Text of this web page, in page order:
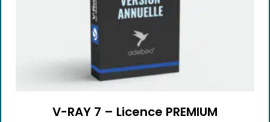
V-RAY 7 – Licence PREMIUM